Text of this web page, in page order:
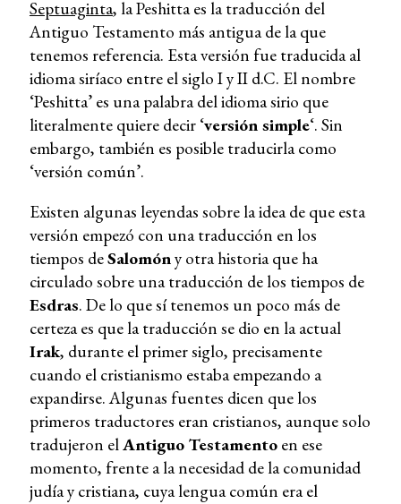
Septuaginta, la Peshitta es la traducción del
Antiguo Testamento más antigua de la que
tenemos referencia. Esta versión fue traducida al
idioma siríaco entre el siglo I y II d.C. El nombre
‘Peshitta’ es una palabra del idioma sirio que
literalmente quiere decir ‘versión simple‘. Sin
embargo, también es posible traducirla como
‘versión común’.
Existen algunas leyendas sobre la idea de que esta
versión empezó con una traducción en los
tiempos deSalomóny otra historia que ha
circulado sobre una traducción de los tiempos de
Esdras. De lo que sí tenemos un poco más de
certeza es que la traducción se dio en la actual
Irak, durante el primer siglo, precisamente
cuando el cristianismo estaba empezando a
expandirse. Algunas fuentes dicen que los
primeros traductores eran cristianos, aunque solo
tradujeron elAntiguo Testamentoen ese
momento, frente a la necesidad de la comunidad
judía y cristiana, cuya lengua común era el